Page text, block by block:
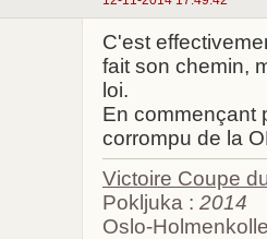
C'est
fait son chemin,
loi.
En commençant
corrompu de la
Victoire Coupe
Pokljuka : 2014
Oslo-